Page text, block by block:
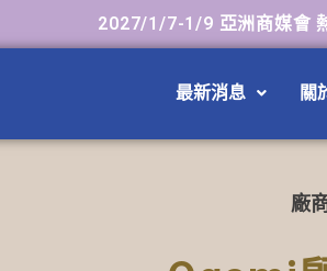
2027/1/7-1/9 亞洲商媒會
最新消息 關
廠